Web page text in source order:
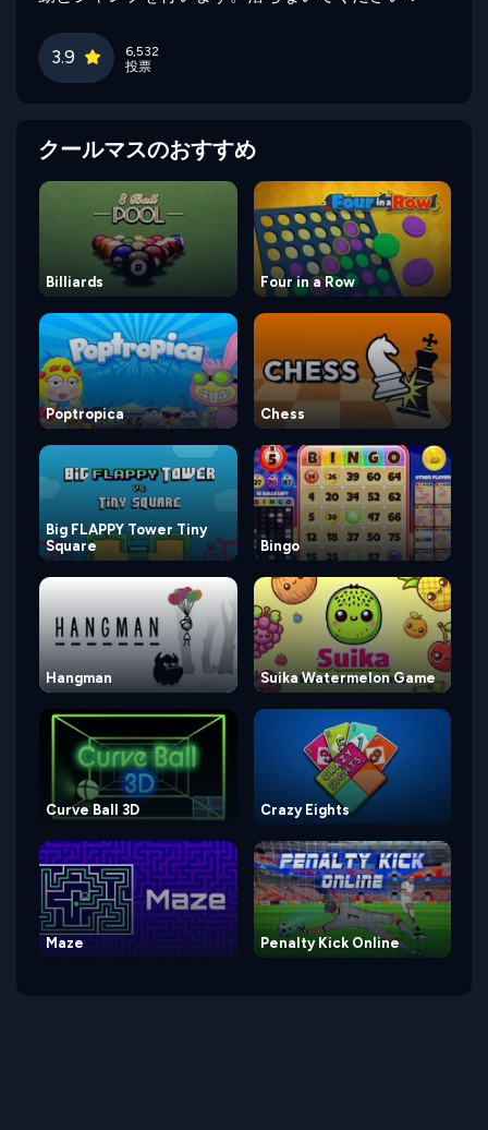
3.9
6,532
投票
クールマスのおすすめ
Billiards Four in a Row
Poptropica Chess
Big FLAPPY Tower Tiny
Square
Bingo
Hangman Suika Watermelon Game
Curve Ball 3D Crazy Eights
Maze Penalty Kick Online